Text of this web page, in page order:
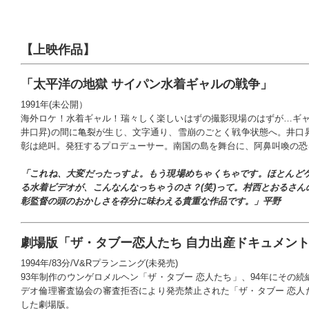
【上映作品】
「太平洋の地獄 サイパン水着ギャルの戦争」
1991年(未公開）
海外ロケ！水着ギャル！瑞々しく楽しいはずの撮影現場のはずが…ギ
井口昇)の間に亀裂が生じ、文字通り、雪崩のごとく戦争状態へ。井
彰は絶叫。発狂するプロデューサー。南国の島を舞台に、阿鼻叫喚の
「これね、大変だったっすよ。もう現場めちゃくちゃです。ほとん
る水着ビデオが、こんなんなっちゃうのさ？(笑)って。村西とおるさ
彰監督の頭のおかしさを存分に味わえる貴重な作品です。」平野
劇場版「ザ・タブー恋人たち 自力出産ドキュメン
1994年/83分/V&Rプランニング(未発売)
93年制作のウンゲロメルヘン「ザ・タブー 恋人たち」、94年にその
デオ倫理審査協会の審査拒否により発売禁止された「ザ・タブー 恋
した劇場版。